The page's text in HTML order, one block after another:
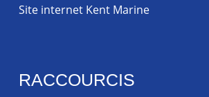
Site internet Kent Marine
RACCOURCIS